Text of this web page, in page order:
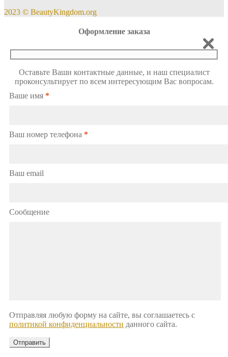
2023 © BeautyKingdom.org
Оформление заказа
Оставьте Ваши контактные данные, и наш специалист
проконсультирует по всем интересующим Вас вопросам.
Ваше имя *
Ваш номер телефона *
Ваш email
Сообщение
Отправляя любую форму на сайте, вы соглашаетесь с
политикой конфиденциальности данного сайта.